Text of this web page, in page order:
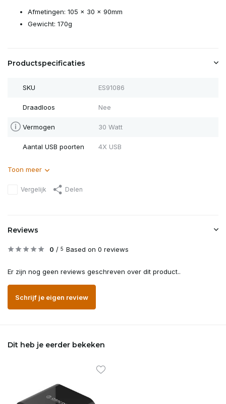
Afmetingen: 105 x 30 x 90mm
Gewicht: 170g
Productspecificaties
SKU ES91086
Draadloos Nee
Vermogen 30 Watt
Aantal USB poorten 4X USB
Toon meer
Vergelijk Delen
Reviews
0 / 5 Based on 0 reviews
Er zijn nog geen reviews geschreven over dit product..
Schrijf je eigen review
Dit heb je eerder bekeken